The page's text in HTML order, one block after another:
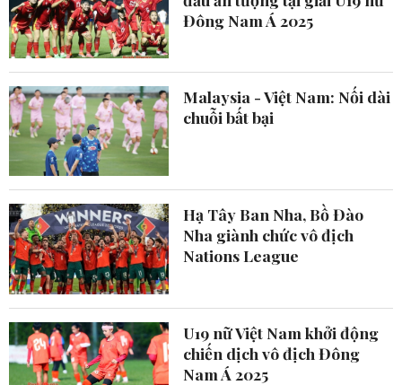
Đông Nam Á 2025
Malaysia - Việt Nam: Nối dài
chuỗi bất bại
Hạ Tây Ban Nha, Bồ Đào
Nha giành chức vô địch
Nations League
U19 nữ Việt Nam khởi động
chiến dịch vô địch Đông
Nam Á 2025